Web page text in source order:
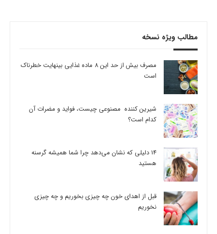
مطالب ویژه نسخه
مصرف بیش از حد این 8 ماده غذایی بینهایت خطرناک
است
شیرین کننده مصنوعی چیست، فواید و مضرات آن
کدام است؟
14 دلیلی که نشان می‌دهد چرا شما همیشه گرسنه
هستید
قبل از اهدای خون چه چیزی بخوریم و چه چیزی
نخوریم